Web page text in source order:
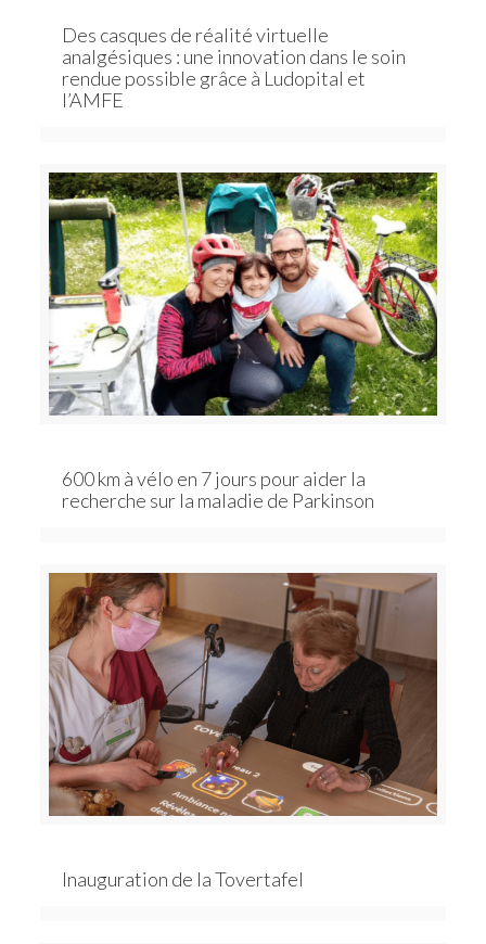
Des casques de réalité virtuelle
analgésiques : une innovation dans le soin
rendue possible grâce à Ludopital et
l’AMFE
600 km à vélo en 7 jours pour aider la
recherche sur la maladie de Parkinson
Inauguration de la Tovertafel